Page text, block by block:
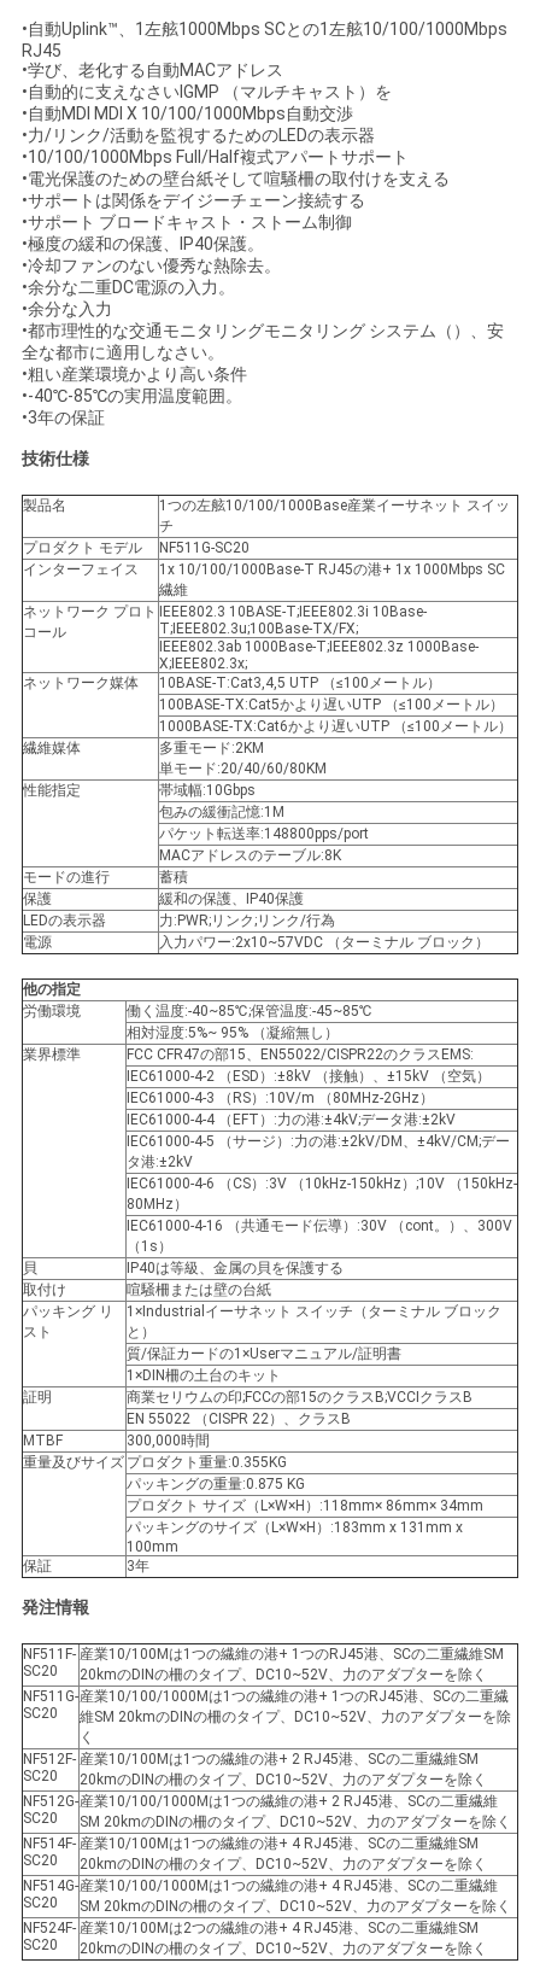
ー
ス
引
用
を
要
求
し
な
さ
い
地
図
プ
ラ
バ
シ
ー
ポ
•自動Uplink™、1左舷1000Mbps SCとの1左舷10/100/1000Mbps
RJ45
•学び、老化する自動MACアドレス
•自動的に支えなさいIGMP （マルチキャスト）を
•自動MDI MDI X 10/100/1000Mbps自動交渉
•力/リンク/活動を監視するためのLEDの表示器
•10/100/1000Mbps Full/Half複式アパートサポート
•電光保護のための壁台紙そして喧騒柵の取付けを支える
•サポートは関係をデイジーチェーン接続する
•サポート ブロードキャスト・ストーム制御
•極度の緩和の保護、IP40保護。
•冷却ファンのない優秀な熱除去。
•余分な二重DC電源の入力。
•余分な入力
•都市理性的な交通モニタリングモニタリング システム（）、安
全な都市に適用しなさい。
•粗い産業環境かより高い条件
•-40℃-85℃の実用温度範囲。
•3年の保証
技術仕様
製品名
1つの左舷10/100/1000Base産業イーサネット スイッ
チ
プロダクト モデル
NF511G-SC20
インターフェイス
1x 10/100/1000Base-T RJ45の港+ 1x 1000Mbps SC
繊維
ネットワーク プロト
コール
IEEE802.3 10BASE-T;IEEE802.3i 10Base-
T;IEEE802.3u;100Base-TX/FX;
IEEE802.3ab 1000Base-T;IEEE802.3z 1000Base-
X;IEEE802.3x;
ネットワーク媒体
10BASE-T:Cat3,4,5 UTP （≤100メートル）
100BASE-TX:Cat5かより遅いUTP （≤100メートル）
1000BASE-TX:Cat6かより遅いUTP （≤100メートル）
繊維媒体
多重モード:2KM
単モード:20/40/60/80KM
性能指定
帯域幅:10Gbps
包みの緩衝記憶:1M
パケット転送率:148800pps/port
MACアドレスのテーブル:8K
モードの進行
蓄積
保護
緩和の保護、IP40保護
LEDの表示器
力:PWR;リンク;リンク/行為
電源
入力パワー:2x10~57VDC （ターミナル ブロック）
他の指定
労働環境
働く温度:-40~85℃;保管温度:-45~85℃
相対湿度:5%~ 95% （凝縮無し）
業界標準
FCC CFR47の部15、EN55022/CISPR22のクラスEMS:
IEC61000-4-2 （ESD）:±8kV （接触）、±15kV （空気）
IEC61000-4-3 （RS）:10V/m （80MHz-2GHz）
IEC61000-4-4 （EFT）:力の港:±4kV;データ港:±2kV
IEC61000-4-5 （サージ）:力の港:±2kV/DM、±4kV/CM;デー
タ港:±2kV
IEC61000-4-6 （CS）:3V （10kHz-150kHz）;10V （150kHz-
80MHz）
IEC61000-4-16 （共通モード伝導）:30V （cont。）、300V
（1s）
貝
IP40は等級、金属の貝を保護する
取付け
喧騒柵または壁の台紙
パッキング リ
スト
1×Industrialイーサネット スイッチ（ターミナル ブロック
と）
質/保証カードの1×Userマニュアル/証明書
1×DIN柵の土台のキット
証明
商業セリウムの印;FCCの部15のクラスB;VCCIクラスB
EN 55022 （CISPR 22）、クラスB
MTBF
300,000時間
重量及びサイズ プロダクト重量:0.355KG
パッキングの重量:0.875 KG
プロダクト サイズ（L×W×H）:118mm× 86mm× 34mm
パッキングのサイズ（L×W×H）:183mm x 131mm x
100mm
保証
3年
発注情報
NF511F-
SC20
産業10/100Mは1つの繊維の港+ 1つのRJ45港、SCの二重繊維SM
20kmのDINの柵のタイプ、DC10~52V、力のアダプターを除く
NF511G-
SC20
産業10/100/1000Mは1つの繊維の港+ 1つのRJ45港、SCの二重繊
維SM 20kmのDINの柵のタイプ、DC10~52V、力のアダプターを除
く
NF512F-
SC20
産業10/100Mは1つの繊維の港+ 2 RJ45港、SCの二重繊維SM
20kmのDINの柵のタイプ、DC10~52V、力のアダプターを除く
NF512G-
SC20
産業10/100/1000Mは1つの繊維の港+ 2 RJ45港、SCの二重繊維
SM 20kmのDINの柵のタイプ、DC10~52V、力のアダプターを除く
NF514F-
SC20
産業10/100Mは1つの繊維の港+ 4 RJ45港、SCの二重繊維SM
20kmのDINの柵のタイプ、DC10~52V、力のアダプターを除く
NF514G-
SC20
産業10/100/1000Mは1つの繊維の港+ 4 RJ45港、SCの二重繊維
SM 20kmのDINの柵のタイプ、DC10~52V、力のアダプターを除く
NF524F-
SC20
産業10/100Mは2つの繊維の港+ 4 RJ45港、SCの二重繊維SM
20kmのDINの柵のタイプ、DC10~52V、力のアダプターを除く